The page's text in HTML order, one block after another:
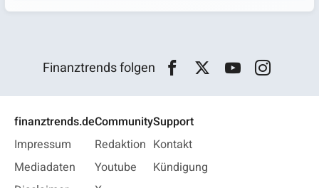
Finanztrends folgen
finanztrends.de
Impressum
Mediadaten
Community
Redaktion
Youtube
Support
Kontakt
Kündigung